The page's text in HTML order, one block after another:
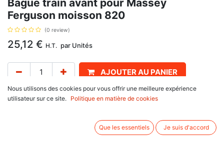
Bague train avant pour Massey
Ferguson moisson 820
(0 review)
25,12 € H.T. par Unités
AJOUTER AU PANIER
Délai de livraison : 1 semaine
référence d'origine 31134129, 733887M1
Informations complémentaires:
Nous utilisons des cookies pour vous offrir une meilleure expérience
utilisateur sur ce site.
Politique en matière de cookies
Que les essentiels Je suis d'accord